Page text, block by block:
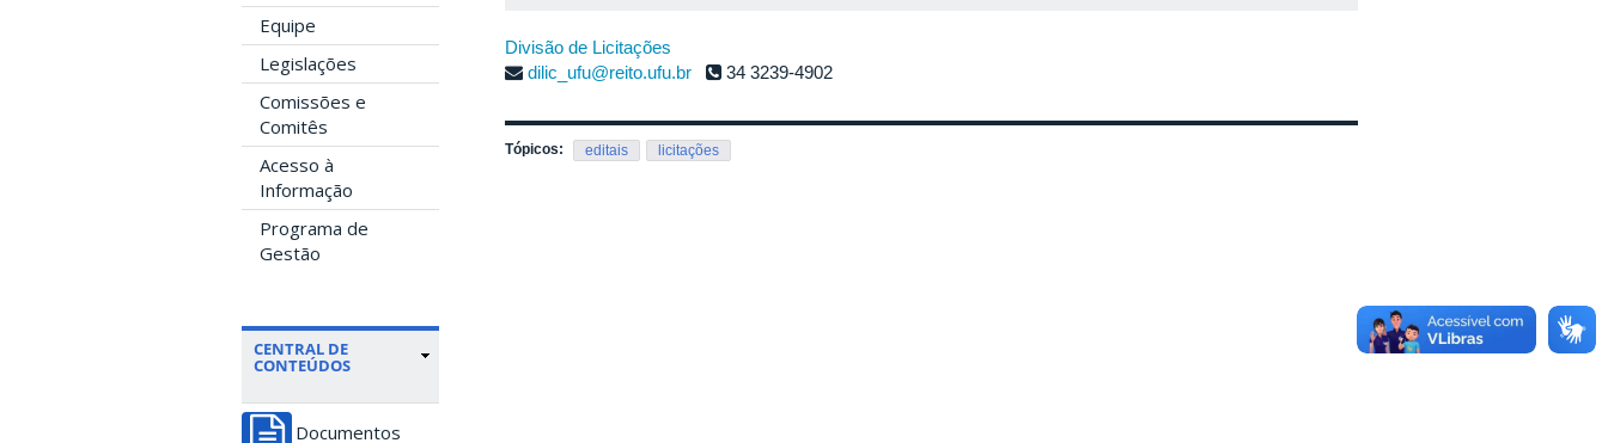
Equipe
Legislações
Comissões e
Comitês
Acesso à
Informação
Programa de
Gestão
CENTRAL DE
CONTEÚDOS
Documentos
Divisão de Licitações
dilic_ufu@reito.ufu.br
34 3239-4902
Tópicos: editais licitações